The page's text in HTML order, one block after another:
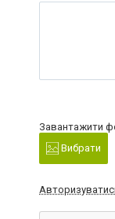
Завантажити
Вибрати